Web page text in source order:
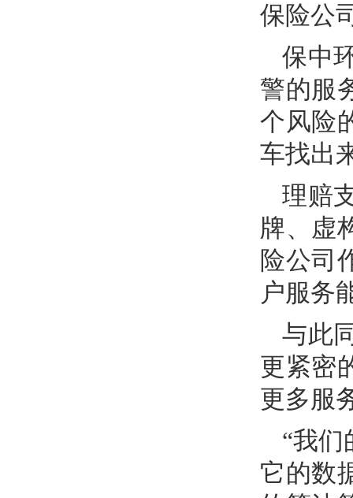
保险公
保中
警的服
个风险
车找出
理赔
牌、虚
险公司
户服务
与此
更紧密
更多服
“我
它的数